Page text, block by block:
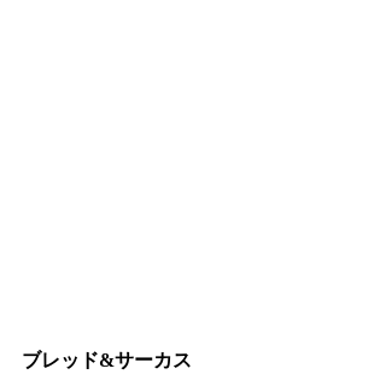
ブレッド&サーカス